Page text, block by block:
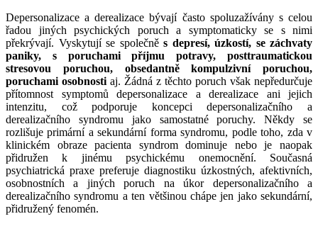
Depersonalizace a derealizace bývají často spoluzažívány s celou
řadou jiných psychických poruch a symptomaticky se s nimi
překrývají. Vyskytují se společně s depresí, úzkostí, se záchvaty
paniky, s poruchami příjmu potravy, posttraumatickou
stresovou poruchou, obsedantně kompulzivní poruchou,
poruchami osobnosti aj. Žádná z těchto poruch však nepředurčuje
přítomnost symptomů depersonalizace a derealizace ani jejich
intenzitu, což podporuje koncepci depersonalizačního a
derealizačního syndromu jako samostatné poruchy. Někdy se
rozlišuje primární a sekundární forma syndromu, podle toho, zda v
klinickém obraze pacienta syndrom dominuje nebo je naopak
přidružen k jinému psychickému onemocnění. Současná
psychiatrická praxe preferuje diagnostiku úzkostných, afektivních,
osobnostních a jiných poruch na úkor depersonalizačního a
derealizačního syndromu a ten většinou chápe jen jako sekundární,
přidružený fenomén.